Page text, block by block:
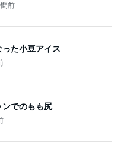
前
た小豆アイス
でのもも尻